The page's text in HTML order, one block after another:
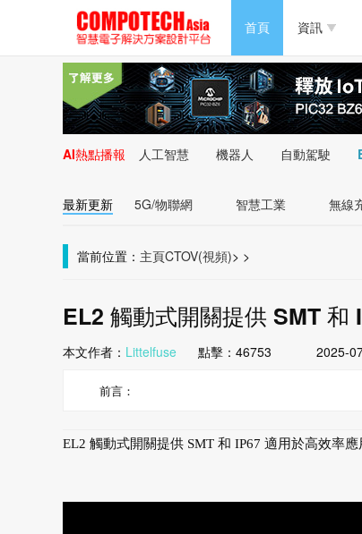
首頁 資訊
半導體/零組
PC/周邊
新能源
PC/周邊
新能源
AI熱點播報 人工智慧 機器人 自動駕駛
最新更新 5G/物聯網 智慧工業 無線
當前位置： 主頁 >
CTOV(視頻) >
EL2 觸動式開關提供 SMT 和
本文作者： Littelfuse點擊： 46753 2025-
前言：
EL2 觸動式開關提供 SMT 和 IP67 適用於高效率應